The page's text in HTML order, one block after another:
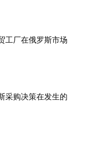
工厂在俄罗斯市场
采购决策在发生的